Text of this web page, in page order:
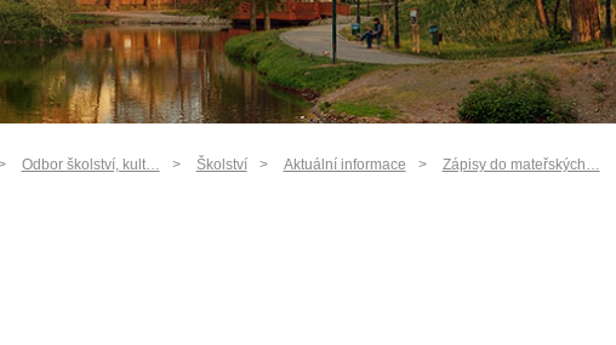
Odbor školství, kult… Školství Aktuální informace Zápisy do mateřských…